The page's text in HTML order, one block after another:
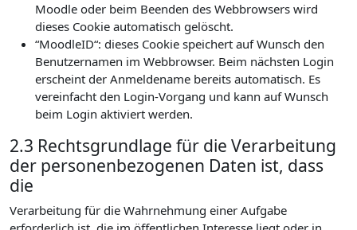
Moodle oder beim Beenden des Webbrowsers wird
dieses Cookie automatisch gelöscht.
“MoodleID“: dieses Cookie speichert auf Wunsch den
Benutzernamen im Webbrowser. Beim nächsten Login
erscheint der Anmeldename bereits automatisch. Es
vereinfacht den Login-Vorgang und kann auf Wunsch
beim Login aktiviert werden.
2.3 Rechtsgrundlage für die Verarbeitung
der personenbezogenen Daten ist, dass
die
Verarbeitung für die Wahrnehmung einer Aufgabe